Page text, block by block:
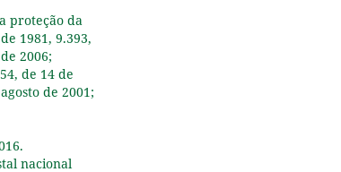
proteção da
1981, 9.393,
2006;
de 14 de
de 2001;
nacional